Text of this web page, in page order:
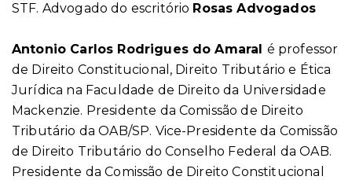
STF. Advogado do escritório Rosas Advogados
Antonio Carlos Rodrigues do Amaral é professor
de Direito Constitucional, Direito Tributário e Ética
Jurídica na Faculdade de Direito da Universidade
Mackenzie. Presidente da Comissão de Direito
Tributário da OAB/SP. Vice-Presidente da Comissão
de Direito Tributário do Conselho Federal da OAB.
Presidente da Comissão de Direito Constitucional